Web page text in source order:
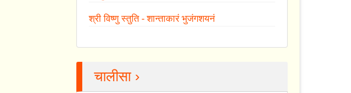
श्री विष्णु स्तुति - शान्ताकारं भुजंगशयनं
चालीसा ›